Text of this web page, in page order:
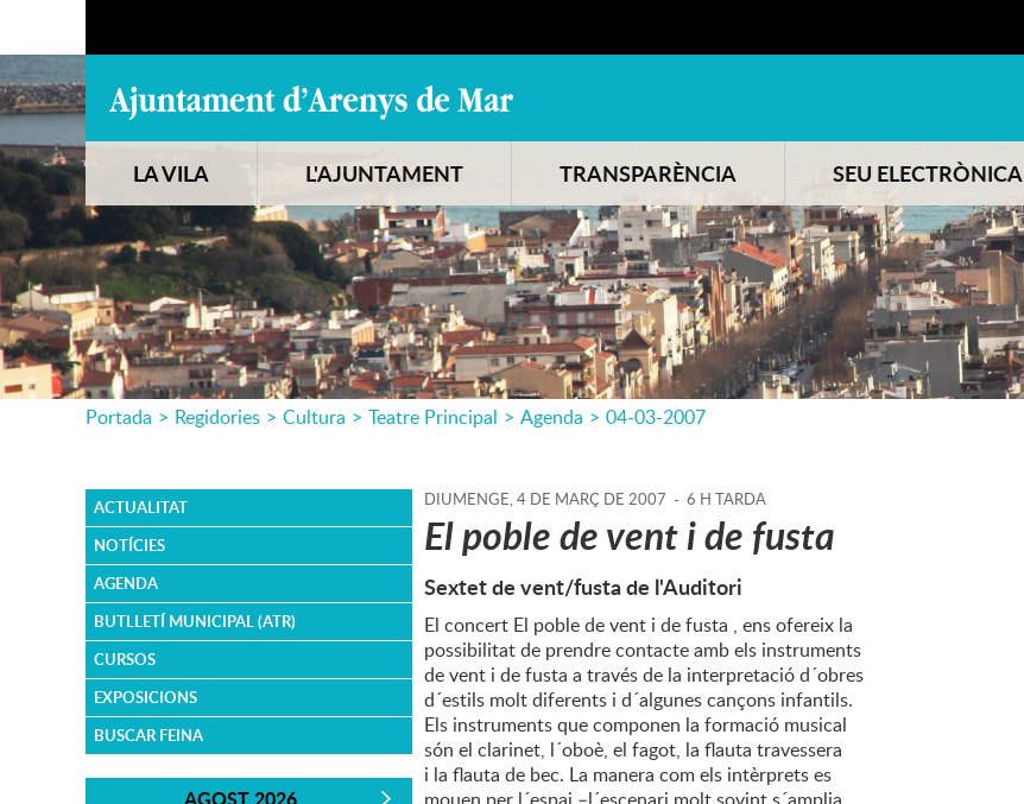
LA VILA L'AJUNTAMENT TRANSPARÈNCIA SEU ELECTRÒNICA
Portada > Regidories > Cultura > Teatre Principal > Agenda > 04-03-2007
ACTUALITAT
NOTÍCIES
AGENDA
BUTLLETÍ MUNICIPAL (ATR)
CURSOS
EXPOSICIONS
BUSCAR FEINA
DIUMENGE,4 DE MARÇ DE 2007 - 6 H TARDA
El poble de vent i de fusta
Sextet de vent/fusta de l'Auditori
El concert El poble de vent i de fusta , ens ofereix la
possibilitat de prendre contacte amb els instruments
de vent i de fusta a través de la interpretació d´obres
d´estils molt diferents i d´algunes cançons infantils.
Els instruments que componen la formació musical
són el clarinet, l´oboè, el fagot, la flauta travessera
i la flauta de bec. La manera com els intèrprets es